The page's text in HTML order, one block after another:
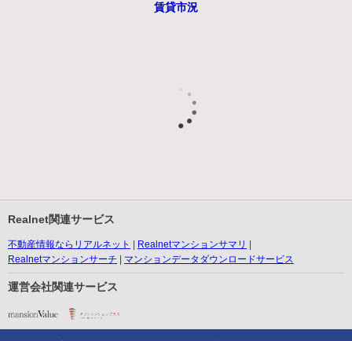
賃貸市況
Realnet関連サービス
不動産情報ならリアルネット
Realnetマンションサマリ
Realnetマンションサーチ
マンションデータダウンロードサービス
運営会社関連サービス